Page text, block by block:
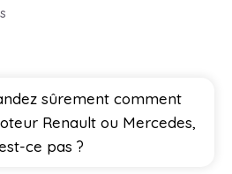
sûrement comment
Renault ou Mercedes,
ce pas ?